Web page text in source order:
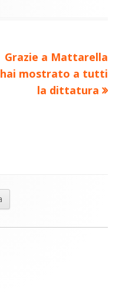
Nuovo
articolo:
Grazie a Mattarella
hai mostrato a tutti
la dittatura